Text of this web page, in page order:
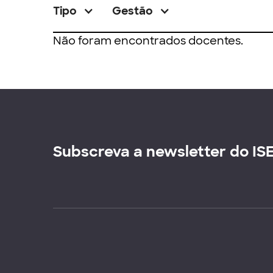
Tipo Gestão
Não foram encontrados docentes.
Subscreva a newsletter do